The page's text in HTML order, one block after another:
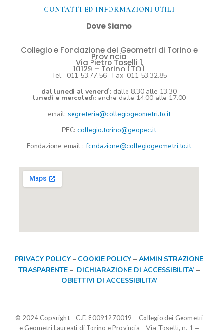
CONTATTI ED INFORMAZIONI UTILI​
Dove Siamo
Collegio e Fondazione dei Geometri di Torino e
Provincia
Via Pietro Toselli 1
10129 – Torino (TO)
Tel. 011 53.77.56 Fax 011 53.32.85
dal lunedì al venerdì: dalle 8.30 alle 13.30
lunedì e mercoledì: anche dalle 14.00 alle 17.00
email: segreteria@collegiogeometri.to.it
PEC: collegio.torino@geopec.it
Fondazione email : fondazione@collegiogeometri.to.it
PRIVACY POLICY – COOKIE POLICY – AMMINISTRAZIONE
TRASPARENTE – DICHIARAZIONE DI ACCESSIBILITA’ –
OBIETTIVI DI ACCESSIBILITA’
© 2024 Copyright – C.F. 80091270019 – Collegio dei Geometri
e Geometri Laureati di Torino e Provincia –Via Toselli, n. 1 –